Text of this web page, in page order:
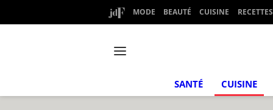
MODE BEAUTÉ CUISINE RECETTES
SANTÉ CUISINE